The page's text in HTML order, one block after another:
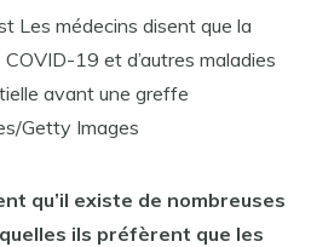
Les médecins disent que la
19 et d’autres maladies
avant une greffe
Getty Images
qu’il existe de nombreuses
ils préfèrent que les